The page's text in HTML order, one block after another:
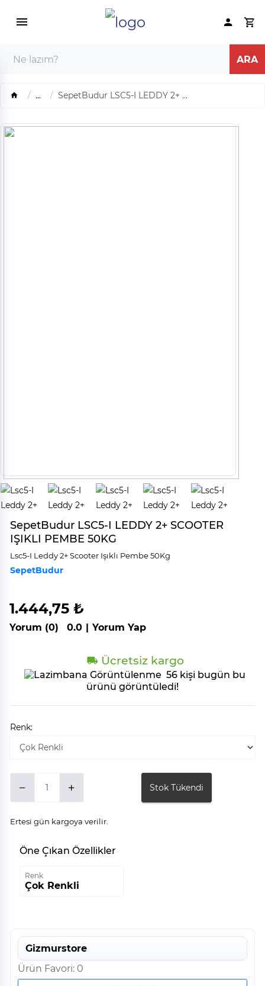
... SepetBudur LSC5-I LEDDY 2+ ...
SepetBudur LSC5-I LEDDY 2+ SCOOTER
IŞIKLI PEMBE 50KG
Lsc5-I Leddy 2+ Scooter Işıklı Pembe 50Kg
SepetBudur
1.444,75 ₺
Yorum (0) 0.0 | Yorum Yap
Ücretsiz kargo
56 kişi bugün bu
ürünü görüntüledi!
Renk:
Stok Tükendi
Ertesi gün kargoya verilir.
Öne Çıkan Özellikler
Renk
Çok Renkli
Gizmurstore
Ürün Favori: 0